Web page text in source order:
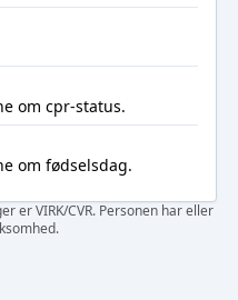
om cpr-status.
om fødselsdag.
er VIRK/CVR. Personen har eller